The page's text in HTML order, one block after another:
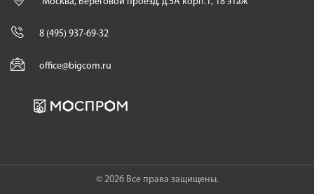
8 (495) 937-69-32
office@bigcom.ru
© 2026 Все права защищены.